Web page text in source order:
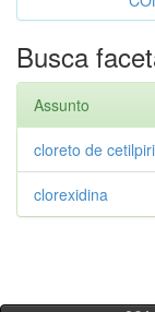
Busca
Assunto
cloreto de
clorexidina